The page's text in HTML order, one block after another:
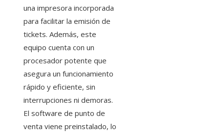
una impresora incorporada
para facilitar la emisión de
tickets. Además, este
equipo cuenta con un
procesador potente que
asegura un funcionamiento
rápido y eficiente, sin
interrupciones ni demoras.
El software de punto de
venta viene preinstalado, lo